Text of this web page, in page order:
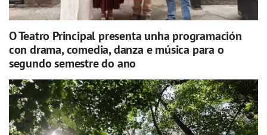
O Teatro Principal presenta unha programación
con drama, comedia, danza e música para o
segundo semestre do ano